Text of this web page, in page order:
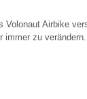
Volonaut Airbike
immer zu